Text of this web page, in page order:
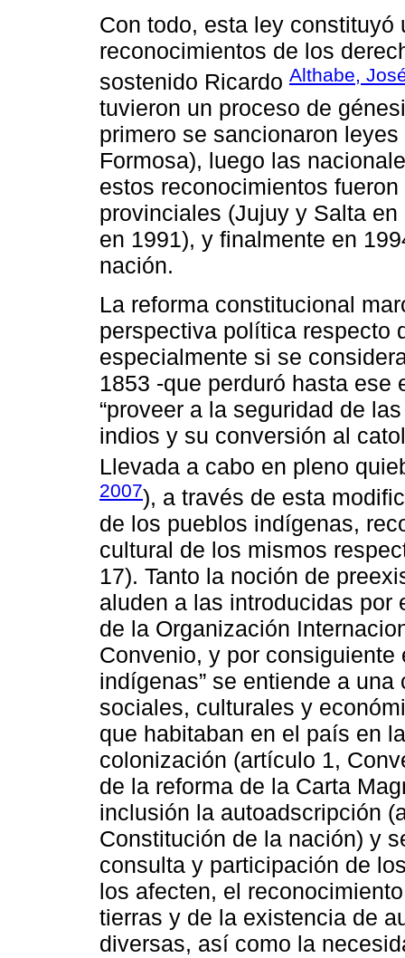
Con todo, esta ley
reconocimientos de los
sostenido Ricardo Althabe,
tuvieron un proceso de
primero se sancionaron
Formosa), luego las
estos reconocimientos
provinciales (Jujuy y Salta
en 1991), y finalmente en
nación.
La reforma constitucional
perspectiva política respecto
especialmente si se
1853 -que perduró hasta
“proveer a la seguridad de
indios y su conversión al
Llevada a cabo en pleno
2007), a través de esta
de los pueblos indígenas,
cultural de los mismos
17). Tanto la noción de
aluden a las introducidas por
de la Organización
Convenio, y por consiguiente
indígenas” se entiende a
sociales, culturales y
que habitaban en el país en
colonización (artículo 1,
de la reforma de la Carta
inclusión la autoadscripción
Constitución de la nación) y
consulta y participación de
los afecten, el
tierras y de la existencia de
diversas, así como la